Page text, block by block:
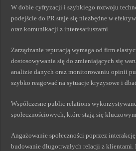
W dobie cyfryzacji i szybkiego rozwoju
podejście do PR staje się niezbędne w
oraz komunikacji z interesariuszami.
Zarządzanie reputacją wymaga od firm
dostosowywania się do zmieniających się
analizie danych oraz monitorowaniu opinii
szybko reagować na sytuacje kryzysowe i
Współczesne public relations
społecznościowych, które stają się
Angażowanie społeczności poprzez
budowanie długotrwałych relacji z klientami.